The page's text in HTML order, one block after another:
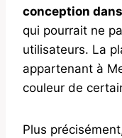
conception
qui pourrait ne
utilisateurs. La
appartenant à
couleur de
Plus